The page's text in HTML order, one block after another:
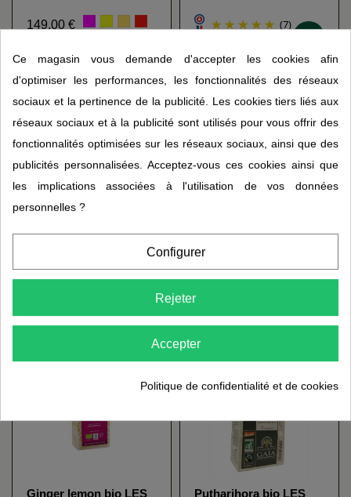
Jardins de Gaïa
149,00 € (7)
calcium bio DE BARDO
Zoulou LES JARDINS
DE GAÏA
Ginger lemon bio LES
Putharjhora bio LES
Ce magasin vous demande d'accepter les cookies afin
d'optimiser les performances, les fonctionnalités des réseaux
sociaux et la pertinence de la publicité. Les cookies tiers liés aux
réseaux sociaux et à la publicité sont utilisés pour vous offrir des
fonctionnalités optimisées sur les réseaux sociaux, ainsi que des
publicités personnalisées. Acceptez-vous ces cookies ainsi que
les implications associées à l'utilisation de vos données
personnelles ?
Configurer
Rejeter
Accepter
Politique de confidentialité et de cookies